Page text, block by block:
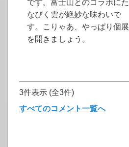
です。富士山とのコラボにた
なびく雲が絶妙な味わいで
す。こりゃあ、やっぱり個展
を開きましょう。
3件表示 (全3件)
すべてのコメント一覧へ